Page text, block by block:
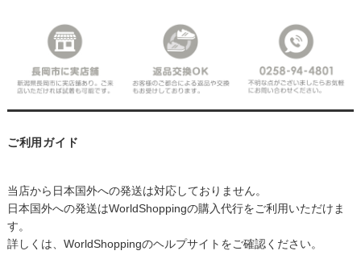
ご利用ガイド
当店から日本国外への発送は対応しておりません。
日本国外への発送はWorldShoppingの購入代行をご利用いただけま
す。
詳しくは、WorldShoppingのヘルプサイトをご確認ください。